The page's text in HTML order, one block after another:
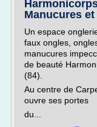
Manucures et
Un espace
faux ongles,
manucures
de beauté
(84).
Au centre de
ouvre ses portes
du...